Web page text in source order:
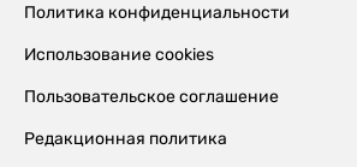
Политика конфиденциальности
Использование cookies
Пользовательское соглашение
Редакционная политика